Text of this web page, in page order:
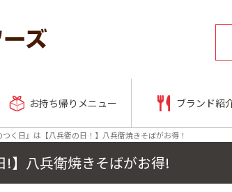
お持ち帰りメニュー ブランド紹
つく日』は【八兵衛の日！】八兵衛焼きそばがお得！
】八兵衛焼きそばがお得!